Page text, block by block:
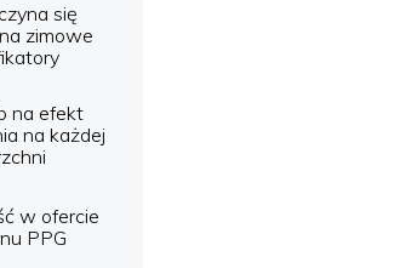
się
zimowe
na efekt
na każdej
w ofercie
PPG